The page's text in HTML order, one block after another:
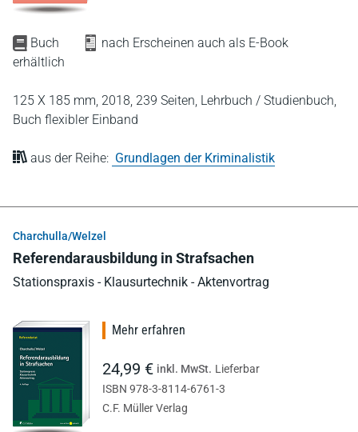
Buch
nach Erscheinen auch als E-Book
erhältlich
125 X 185 mm, 2018, 239 Seiten, Lehrbuch / Studienbuch,
Buch flexibler Einband
aus der Reihe: Grundlagen der Kriminalistik
Charchulla/Welzel
Referendarausbildung in Strafsachen
Stationspraxis - Klausurtechnik - Aktenvortrag
Mehr erfahren
24,99 € inkl. MwSt. Lieferbar
ISBN 978-3-8114-6761-3
C.F. Müller Verlag